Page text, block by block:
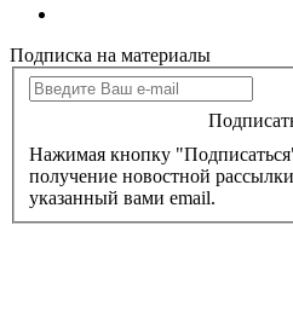
Подписка на материалы
Нажимая кнопку
получение новостной
указанный вами email.